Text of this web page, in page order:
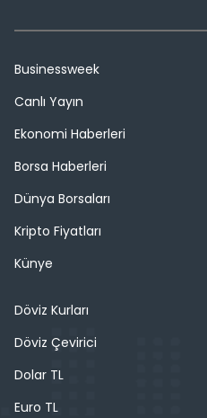
Businessweek
Canlı Yayın
Ekonomi Haberleri
Borsa Haberleri
Dünya Borsaları
Kripto Fiyatları
Künye
Döviz Kurları
Döviz Çevirici
Dolar TL
Euro TL